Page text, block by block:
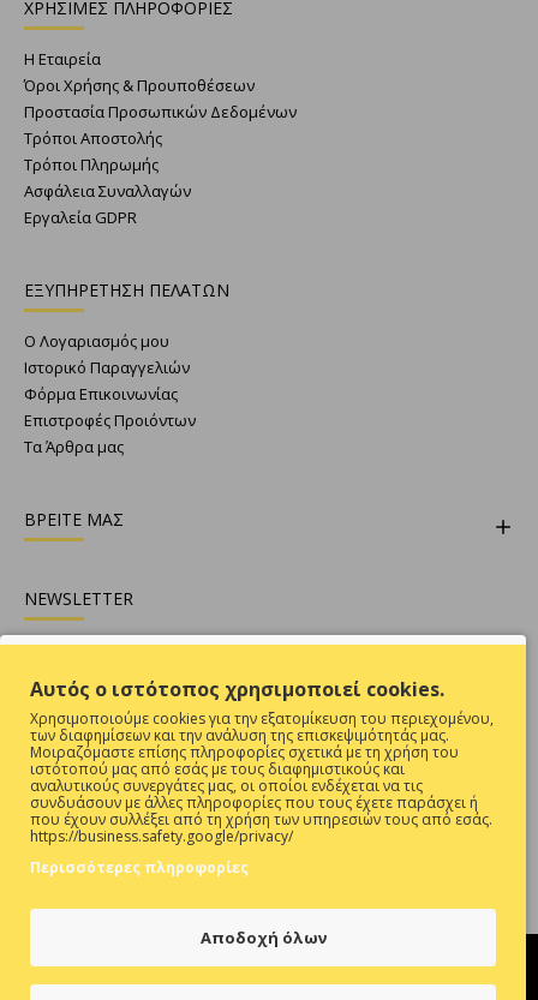
ΧΡΗΣΙΜΕΣ ΠΛΗΡΟΦΟΡΙΕΣ
Η Εταιρεία
Όροι Χρήσης & Προυποθέσεων
Προστασία Προσωπικών Δεδομένων
Τρόποι Αποστολής
Τρόποι Πληρωμής
Ασφάλεια Συναλλαγών
Εργαλεία GDPR
ΕΞΥΠΗΡΕΤΗΣΗ ΠΕΛΑΤΩΝ
Ο Λογαριασμός μου
Ιστορικό Παραγγελιών
Φόρμα Επικοινωνίας
Επιστροφές Προιόντων
Τα Άρθρα μας
ΒΡΕΙΤΕ ΜΑΣ
NEWSLETTER
Θες να είσαι ενήμερος για όλες τις προσφορές ;
Εγγραφή
Συμπληρώστε την επαλήθευση captcha παρακάτω
Έχω Διαβάσει Και Αποδέχομαι Τους
Αυτός ο ιστότοπος χρησιμοποιεί cookies.
Χρησιμοποιούμε cookies για την εξατομίκευση του περιεχομένου,
των διαφημίσεων και την ανάλυση της επισκεψιμότητάς μας.
Μοιραζόμαστε επίσης πληροφορίες σχετικά με τη χρήση του
ιστότοπού μας από εσάς με τους διαφημιστικούς και
αναλυτικούς συνεργάτες μας, οι οποίοι ενδέχεται να τις
συνδυάσουν με άλλες πληροφορίες που τους έχετε παράσχει ή
που έχουν συλλέξει από τη χρήση των υπηρεσιών τους από εσάς.
https://business.safety.google/privacy/
Περισσότερες πληροφορίες
Αποδοχή όλων